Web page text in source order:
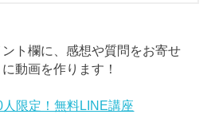
ト欄に、感想や質問をお寄せ
動画を作ります！
人限定！無料LINE講座